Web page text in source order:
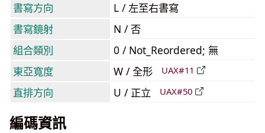
書寫方向
L / 左至右書寫
書寫鏡射
N / 否
組合類別
0 / Not_Reordered; 無
東亞寬度
W / 全形 UAX#11
直排方向 U / 正立 UAX#50
編碼資訊